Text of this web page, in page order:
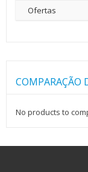
Ofertas
COMPARAÇÃO
No products to